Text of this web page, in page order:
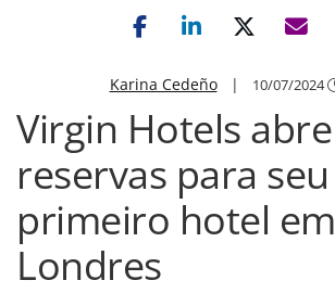
Karina Cedeño| 10/07/2024
Virgin Hotels abre
reservas para seu
primeiro hotel em
Londres